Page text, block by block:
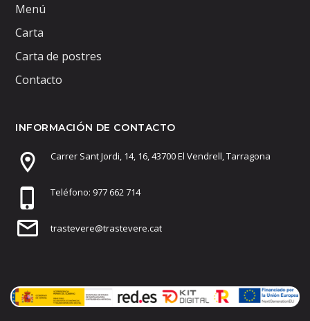
Menú
Carta
Carta de postres
Contacto
INFORMACIÓN DE CONTACTO
Carrer Sant Jordi, 14, 16, 43700 El Vendrell, Tarragona
Teléfono: 977 662 714
trastevere@trastevere.cat